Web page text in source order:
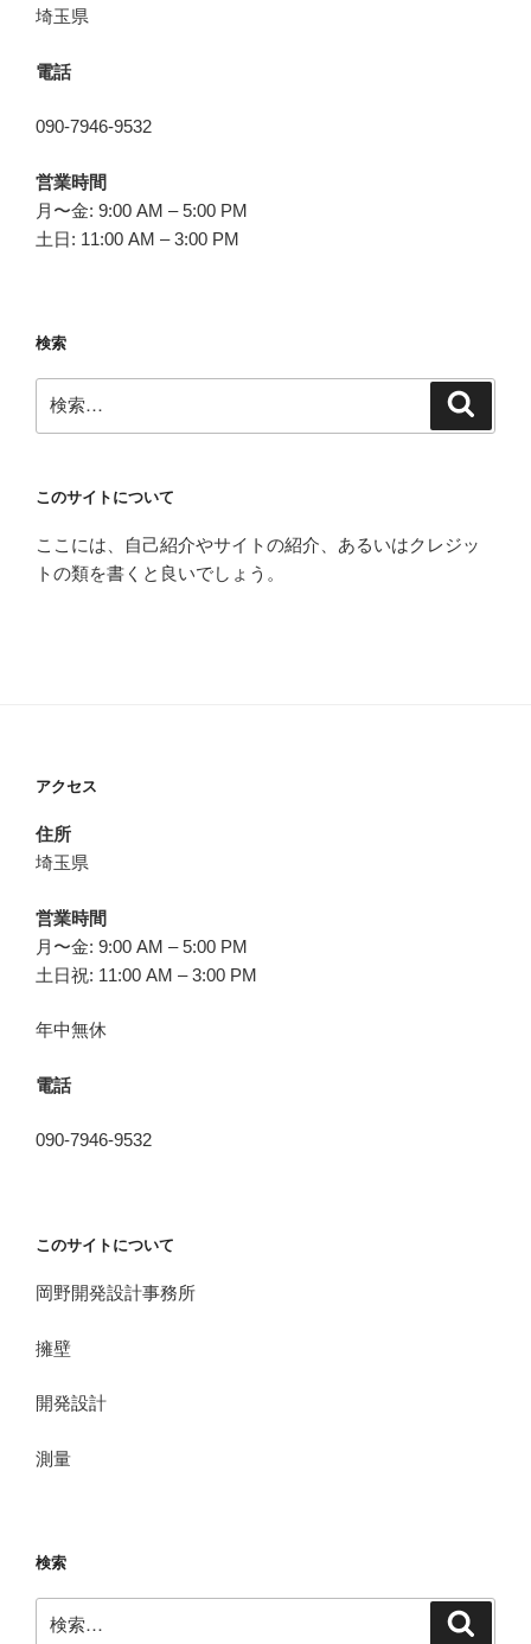
埼玉県
電話
090-7946-9532
営業時間
月〜金: 9:00 AM – 5:00 PM
土日: 11:00 AM – 3:00 PM
検索
索:
このサイトについて
ここには、自己紹介やサイトの紹介、あるいはクレジッ
トの類を書くと良いでしょう。
アクセス
住所
埼玉県
営業時間
月〜金: 9:00 AM – 5:00 PM
土日祝: 11:00 AM – 3:00 PM
年中無休
電話
090-7946-9532
このサイトについて
岡野開発設計事務所
擁壁
開発設計
測量
検索
索: